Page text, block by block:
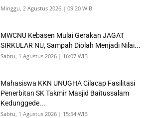
Minggu, 2 Agustus 2026 | 09:20 WIB
MWCNU Kebasen Mulai Gerakan JAGAT
SIRKULAR NU, Sampah Diolah Menjadi Nilai...
Sabtu, 1 Agustus 2026 | 16:07 WIB
Mahasiswa KKN UNUGHA Cilacap Fasilitasi
Penerbitan SK Takmir Masjid Baitussalam
Kedunggede...
Sabtu, 1 Agustus 2026 | 15:54 WIB